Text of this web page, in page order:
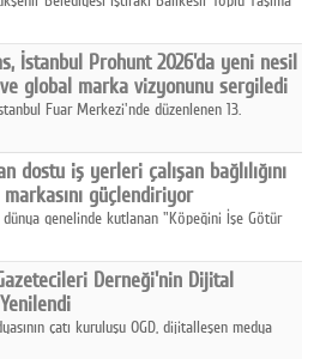
resmi açılışı gerçekleştirildi.
İstanbul Prohunt 2026'da yeni nesil
global marka vizyonunu sergiledi
Fuar Merkezi'nde düzenlenen 13.
profesyonelleri, iş ortakları, bayiler ve son
araya geldi.
dostu iş yerleri çalışan bağlılığını
güçlendiriyor
genelinde kutlanan "Köpeğini İşe Götür
iyi olma hali ve işveren markası üzerindeki
çekti.
Derneği'nin Dijital
çatı kuruluşu OGD, dijitalleşen medya